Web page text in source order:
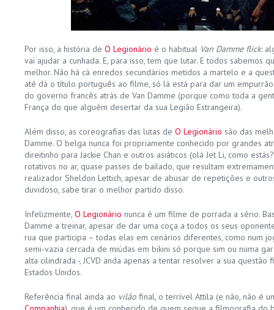
Por isso, a história de O Legionário é o habitual Van Damme flick:
vai ajudar a cunhada. E, para isso, tem que lutar. E todos sabemos
melhor. Não há cá enredos secundários metidos a martelo e a
até dá o título português ao filme, só lá está para dar um
do governo francês atrás de Van Damme (porque como toda a
França do que alguém desertar da sua Legião Estrangeira).
Além disso, as coreografias das lutas de O Legionário são das
Damme. O belga nunca foi propriamente conhecido por grandes
direitinho para Jackie Chan e outros asiáticos (olá Jet Li, como
rotativos no ar, quase passes de bailado, que resultam
realizador Sheldon Lettich, apesar de abusar de repetições e
duvidoso, sabe tirar o melhor partido disso.
Infelizmente, O Legionário nunca é um filme de porrada a sério.
Damme a treinar, apesar de dar uma coça a todos os seus
rua que participa – todas elas em cenários diferentes, como num
semi-vazia cercada de miúdas em bikini só porque sim ou numa
alta cilindrada -, JCVD anda apenas a tentar resolver a sua
Estados Unidos.
Referência final ainda ao vilão final, o terrível Attila (e não, não é